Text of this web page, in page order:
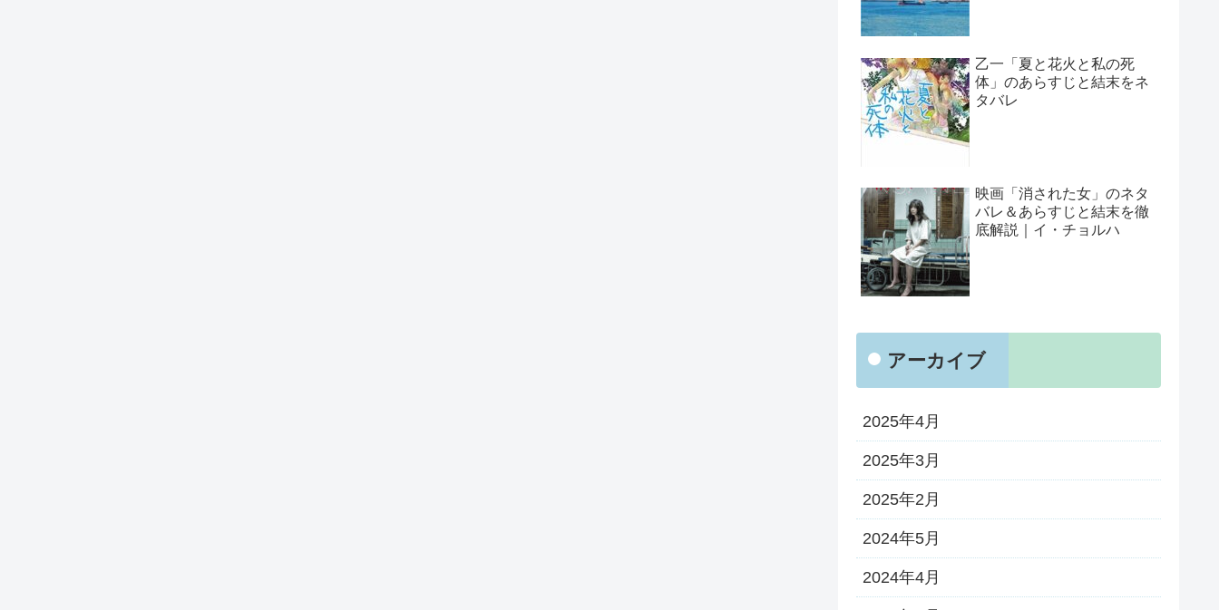
乙一「夏と花火と私の死
体」のあらすじと結末をネ
タバレ
映画「消された女」のネタ
バレ＆あらすじと結末を徹
底解説｜イ・チョルハ
アーカイブ
2025年4月
2025年3月
2025年2月
2024年5月
2024年4月